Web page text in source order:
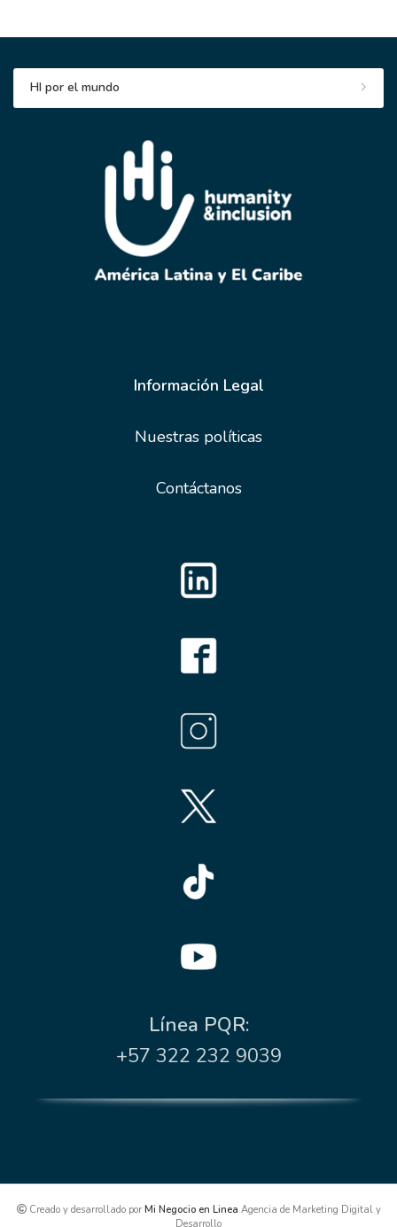
HI por el mundo
Información Legal
Nuestras políticas
Contáctanos
Línea PQR:
+57 322 232 9039
Creado y desarrollado por Mi Negocio en Linea Agencia de Marketing Digital y
Desarrollo